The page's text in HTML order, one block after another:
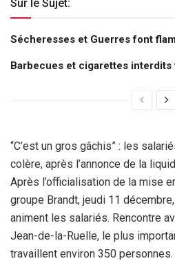
Sur le Sujet:
Sécheresses et Guerres font
Barbecues et cigarettes
“C’est un gros gâchis” : les
colère, après l’annonce de la
Après l’officialisation de la mise
groupe Brandt, jeudi 11
animent les salariés. Rencontre
Jean-de-la-Ruelle, le plus
travaillent environ 350 personnes.